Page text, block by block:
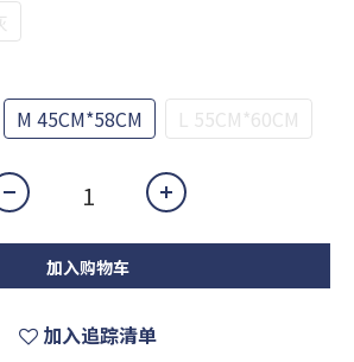
M 45CM*58CM L 55CM*60CM
加入购物车
加入追踪清单